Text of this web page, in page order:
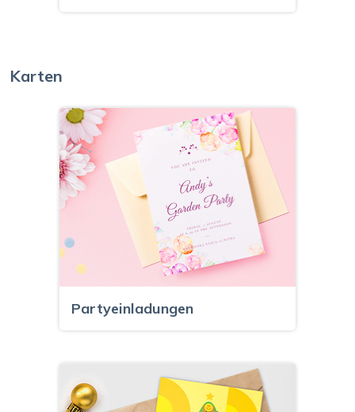
Karten
Partyeinladungen